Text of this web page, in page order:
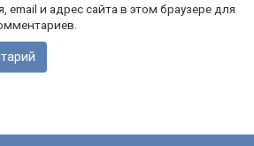
email и адрес сайта в этом браузере для